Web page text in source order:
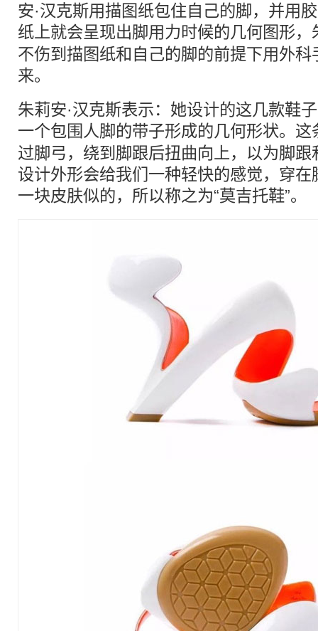
安·汉克斯用描图纸包住自己的脚，并用
纸上就会呈现出脚用力时候的几何图形，
不伤到描图纸和自己的脚的前提下用外
来。
朱莉安·汉克斯表示：她设计的这几款鞋
一个包围人脚的带子形成的几何形状。这
过脚弓，绕到脚跟后扭曲向上，以为脚
设计外形会给我们一种轻快的感觉，穿
一块皮肤似的，所以称之为“莫吉托鞋”。